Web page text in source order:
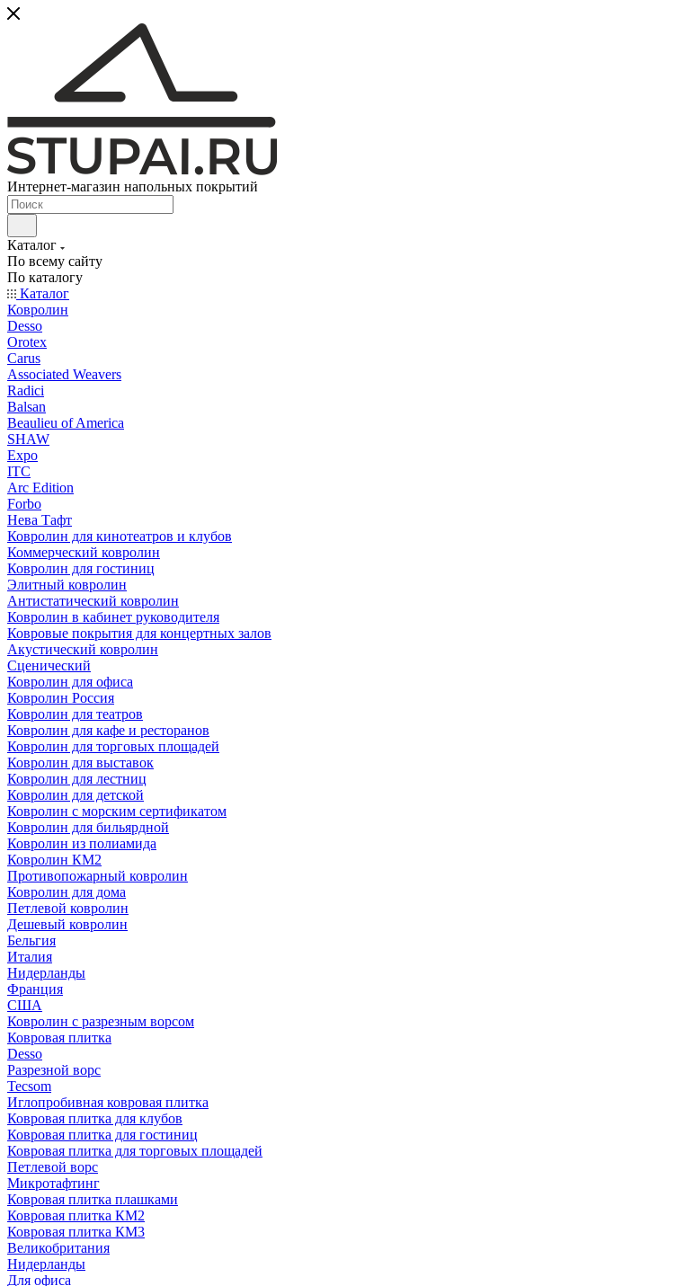
Интернет-магазин напольных покрытий
Каталог
По всему сайту
По каталогу
Каталог
Ковролин
Desso
Orotex
Carus
Associated Weavers
Radici
Balsan
Beaulieu of America
SHAW
Expo
ITC
Arc Edition
Forbo
Нева Тафт
Ковролин для кинотеатров и клубов
Коммерческий ковролин
Ковролин для гостиниц
Элитный ковролин
Антистатический ковролин
Ковролин в кабинет руководителя
Ковровые покрытия для концертных залов
Акустический ковролин
Сценический
Ковролин для офиса
Ковролин Россия
Ковролин для театров
Ковролин для кафе и ресторанов
Ковролин для торговых площадей
Ковролин для выставок
Ковролин для лестниц
Ковролин для детской
Ковролин с морским сертификатом
Ковролин для бильярдной
Ковролин из полиамида
Ковролин КМ2
Противопожарный ковролин
Ковролин для дома
Петлевой ковролин
Дешевый ковролин
Бельгия
Италия
Нидерланды
Франция
США
Ковролин с разрезным ворсом
Ковровая плитка
Desso
Разрезной ворс
Tecsom
Иглопробивная ковровая плитка
Ковровая плитка для клубов
Ковровая плитка для гостиниц
Ковровая плитка для торговых площадей
Петлевой ворс
Микротафтинг
Ковровая плитка плашками
Ковровая плитка КМ2
Ковровая плитка КМ3
Великобритания
Нидерланды
Для офиса